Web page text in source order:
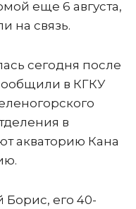
еще 6 августа,
на связь.
сегодня после
в КГКУ
в
акваторию Кана
его 40-